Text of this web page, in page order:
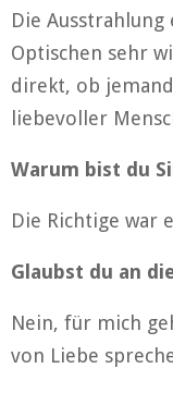
Die
Optischen sehr
direkt, ob
liebevoller
Warum bist du
Die Richtige war
Glaubst du an
Nein, für mich
von Liebe